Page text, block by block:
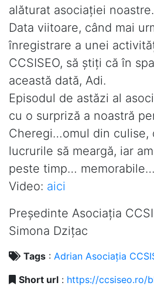
alăturat asociaţiei
Data viitoare, când mai
înregistrare a unei
CCSISEO, să ştiţi că în
această dată, Adi.
Episodul de astăzi al
cu o surpriză a noastră
Cheregi…omul din culise,
lucrurile să meargă, iar
peste timp… memorabile…
Video: aici
Președinte Asociația
Simona Dziţac
Tags : Adrian Asociația
Short url : https://ccsiseo.ro/